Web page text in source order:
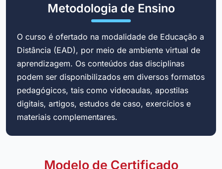
Metodologia de Ensino
O curso é ofertado na modalidade de Educação a
Distância (EAD), por meio de ambiente virtual de
aprendizagem. Os conteúdos das disciplinas
podem ser disponibilizados em diversos formatos
pedagógicos, tais como videoaulas, apostilas
digitais, artigos, estudos de caso, exercícios e
materiais complementares.
Modelo de Certificado